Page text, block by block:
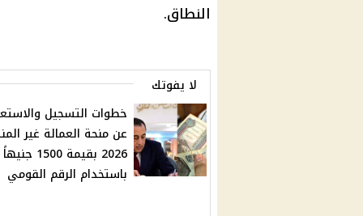
النطاق.
لا يفوتك
خطوات التسجيل
عن منحة العمالة غير
2026 بقيمة 1500 جنيهاً
باستخدام الرقم القومي